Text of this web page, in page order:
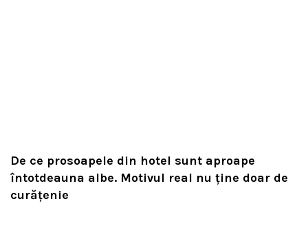
De ce prosoapele din hotel sunt aproape
întotdeauna albe. Motivul real nu ține doar de
curățenie